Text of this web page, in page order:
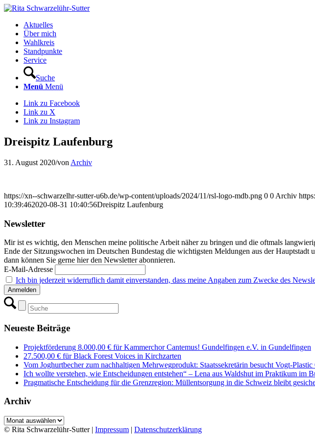
Aktuelles
Über mich
Wahlkreis
Standpunkte
Service
Suche
Menü Menü
Link zu Facebook
Link zu X
Link zu Instagram
Dreispitz Laufenburg
31. August 2020/von Archiv
https://xn--schwarzelhr-sutter-u6b.de/wp-content/uploads/2024/11/rsl-logo-mdb.png 0 0 Archiv
10:39:462020-08-31 10:40:56Dreispitz Laufenburg
Newsletter
Mir ist es wichtig, den Menschen meine politische Arbeit näher zu bringen und die oftmals
Ende der Sitzungswochen im Deutschen Bundestag die wichtigsten Meldungen aus der
dann können Sie gerne hier den Newsletter abonnieren.
E-Mail-Adresse
Ich bin jederzeit widerruflich damit einverstanden, dass meine Angaben zum Zwecke des
Neueste Beiträge
Projektförderung 8.000,00 € für Kammerchor Cantemus! Gundelfingen e.V. in Gundelfingen
27.500,00 € für Black Forest Voices in Kirchzarten
Vom Joghurtbecher zum nachhaltigen Mehrwegprodukt: Staatssekretärin besucht Vogt-
Ich wollte verstehen, wie Entscheidungen entstehen“ – Lena aus Waldshut im Praktikum im
Pragmatische Entscheidung für die Grenzregion: Müllentsorgung in die Schweiz bleibt
Archiv
Archiv
© Rita Schwarzelühr-Sutter | Impressum | Datenschutzerklärung